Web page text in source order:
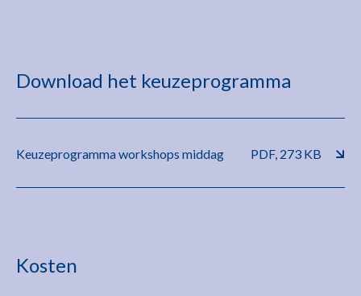
Download het keuzeprogramma
Keuzeprogramma workshops middag PDF, 273 KB
Kosten